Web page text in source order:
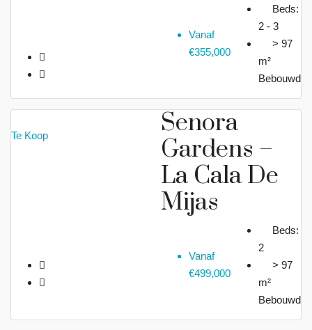
Vanaf
€355,000
Beds:
2 - 3
> 97
m²
Bebouwd
Te Koop
Senora
Gardens –
La Cala De
Mijas
Vanaf
€499,000
Beds:
2
> 97
m²
Bebouwd